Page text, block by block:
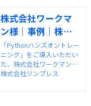
株式会社ワークマ
ン様｜事例｜株式
会社リンプレス
「Pythonハンズオントレー
ニング」をご導入いただい
た、株式会社ワークマン様
の事例インタビューを紹介
株式会社リンプレス